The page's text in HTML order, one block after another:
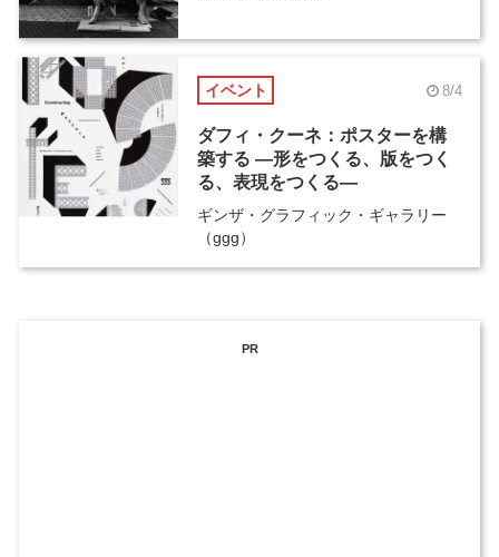
イベント 8/4
ダフィ・クーネ：ポスターを構
築する ―形をつくる、版をつく
る、表現をつくる―
ギンザ・グラフィック・ギャラリー
（ggg）
PR